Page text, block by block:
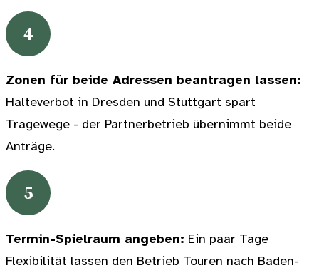
4
Zonen für beide Adressen beantragen lassen:
Halteverbot in Dresden und Stuttgart spart
Tragewege - der Partnerbetrieb übernimmt beide
Anträge.
5
Termin-Spielraum angeben: Ein paar Tage
Flexibilität lassen den Betrieb Touren nach Baden-